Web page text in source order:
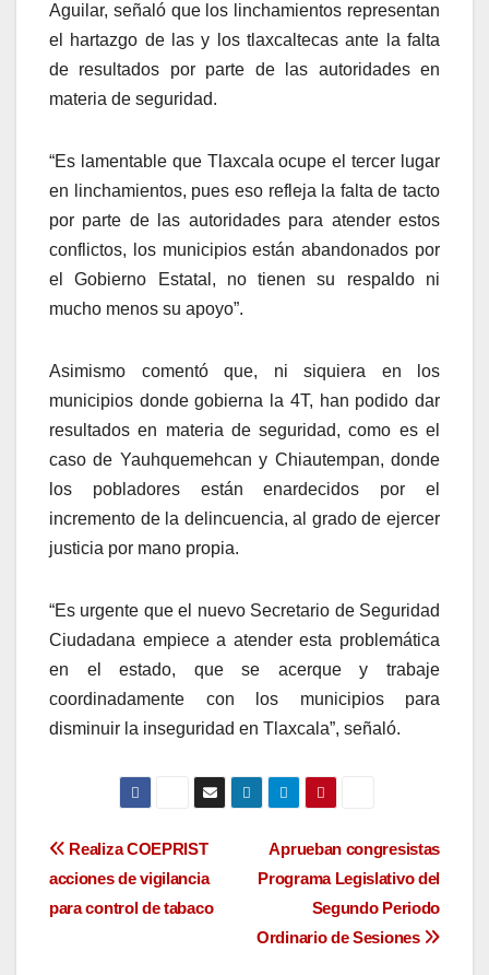
Aguilar, señaló que los linchamientos representan
el hartazgo de las y los tlaxcaltecas ante la falta
de resultados por parte de las autoridades en
materia de seguridad.
“Es lamentable que Tlaxcala ocupe el tercer lugar
en linchamientos, pues eso refleja la falta de tacto
por parte de las autoridades para atender estos
conflictos, los municipios están abandonados por
el Gobierno Estatal, no tienen su respaldo ni
mucho menos su apoyo”.
Asimismo comentó que, ni siquiera en los
municipios donde gobierna la 4T, han podido dar
resultados en materia de seguridad, como es el
caso de Yauhquemehcan y Chiautempan, donde
los pobladores están enardecidos por el
incremento de la delincuencia, al grado de ejercer
justicia por mano propia.
“Es urgente que el nuevo Secretario de Seguridad
Ciudadana empiece a atender esta problemática
en el estado, que se acerque y trabaje
coordinadamente con los municipios para
disminuir la inseguridad en Tlaxcala”, señaló.
Navegación
de
Aprueban congresistas
Programa Legislativo del
Segundo Periodo
Ordinario de Sesiones
Realiza COEPRIST
acciones de vigilancia
para control de tabaco